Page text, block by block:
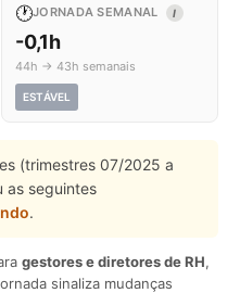
🕐JORNADA SEMANAL I
-0,1h
44h → 43h semanais
ESTÁVEL
(trimestres 07/2025 a
as seguintes
.
gestores e diretores de RH,
sinaliza mudanças